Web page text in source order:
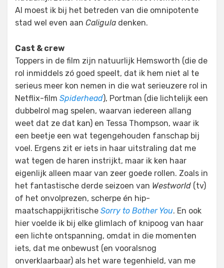
Al moest ik bij het betreden van die omnipotente
stad wel even aan Caligula denken.
Cast & crew
Toppers in de film zijn natuurlijk Hemsworth (die de
rol inmiddels zó goed speelt, dat ik hem niet al te
serieus meer kon nemen in die wat serieuzere rol in
Netflix-film Spiderhead), Portman (die lichtelijk een
dubbelrol mag spelen, waarvan iedereen allang
weet dat ze dat kan) en Tessa Thompson, waar ik
een beetje een wat tegengehouden fanschap bij
voel. Ergens zit er iets in haar uitstraling dat me
wat tegen de haren instrijkt, maar ik ken haar
eigenlijk alleen maar van zeer goede rollen. Zoals in
het fantastische derde seizoen van Westworld (tv)
of het onvolprezen, scherpe én hip-
maatschappijkritische Sorry to Bother You. En ook
hier voelde ik bij elke glimlach of knipoog van haar
een lichte ontspanning, omdat in die momenten
iets, dat me onbewust (en vooralsnog
onverklaarbaar) als het ware tegenhield, van me